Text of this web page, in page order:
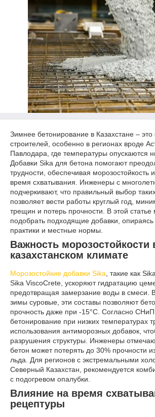
Зимнее бетонирование в Казахстане – это
строителей, особенно в регионах вроде
Павлодара, где температуры опускаются
Добавки Sika для бетона помогают
трудности, обеспечивая морозостойкость
время схватывания. Инженеры с
подчеркивают, что правильный выбор
позволяет вести работы круглый год,
трещин и потерь прочности. В этой
подобрать подходящие добавки,
практики и местные нормы.
Важность морозостойкости
казахстанском климате
Морозостойкие добавки Sika , такие как
Sika ViscoCrete, ускоряют гидратацию
предотвращая замерзание воды в смеси.
зимы суровые, эти составы позволяют
прочность даже при -15°C. Согласно
бетонирование при низких температурах
использования антиморозных добавок,
разрушения структуры. Инженеры
бетон может потерять до 30% прочности
льда. Для регионов с экстремальными
Северный Казахстан, рекомендуется
с подогревом опалубки.
Влияние на время
рецептуры